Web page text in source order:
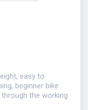
easy to
beginner bike
the working